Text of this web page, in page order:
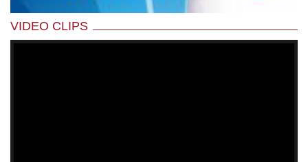
VIDEO CLIPS